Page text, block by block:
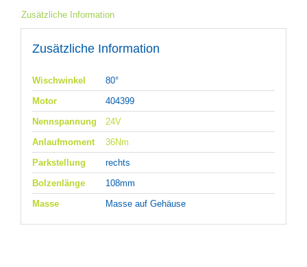
Zusätzliche Information
Zusätzliche Information
Wischwinkel
80°
Motor
404399
Nennspannung
24V
Anlaufmoment
36Nm
Parkstellung
rechts
Bolzenlänge
108mm
Masse
Masse auf Gehäuse